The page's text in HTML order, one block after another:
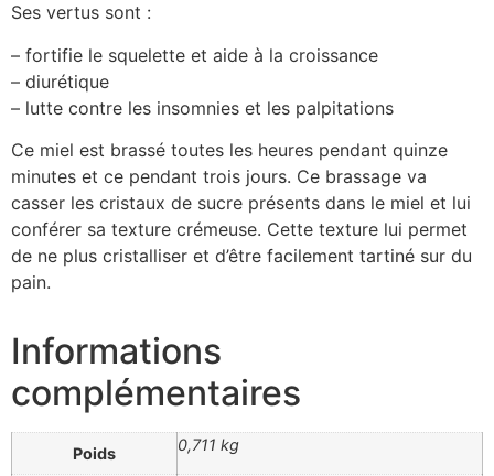
Ses vertus sont :
– fortifie le squelette et aide à la croissance
– diurétique
– lutte contre les insomnies et les palpitations
Ce miel est brassé toutes les heures pendant quinze
minutes et ce pendant trois jours. Ce brassage va
casser les cristaux de sucre présents dans le miel et lui
conférer sa texture crémeuse. Cette texture lui permet
de ne plus cristalliser et d’être facilement tartiné sur du
pain.
Informations
complémentaires
Poids 0,711 kg